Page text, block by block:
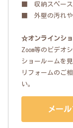
■ 収納スペース
■ 外壁の汚れや
☆オンラインショ
Zoom等のビデオ
ショールームを
リフォームのご
い。
メー